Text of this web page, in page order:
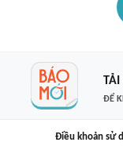
TẢI
ĐỂ
Điều khoản sử